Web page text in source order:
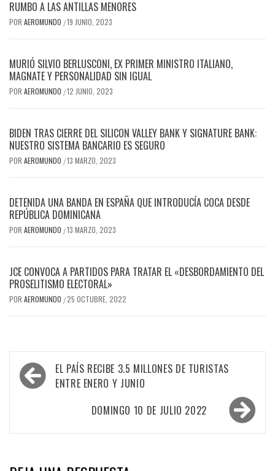
RUMBO A LAS ANTILLAS MENORES
POR AEROMUNDO /19 JUNIO, 2023
MURIÓ SILVIO BERLUSCONI, EX PRIMER MINISTRO ITALIANO,
MAGNATE Y PERSONALIDAD SIN IGUAL
POR AEROMUNDO /12 JUNIO, 2023
BIDEN TRAS CIERRE DEL SILICON VALLEY BANK Y SIGNATURE BANK:
NUESTRO SISTEMA BANCARIO ES SEGURO
POR AEROMUNDO /13 MARZO, 2023
DETENIDA UNA BANDA EN ESPAÑA QUE INTRODUCÍA COCA DESDE
REPÚBLICA DOMINICANA
POR AEROMUNDO /13 MARZO, 2023
JCE CONVOCA A PARTIDOS PARA TRATAR EL «DESBORDAMIENTO DEL
PROSELITISMO ELECTORAL»
POR AEROMUNDO /25 OCTUBRE, 2022
Navegación
de
EL PAÍS RECIBE 3.5 MILLONES DE TURISTAS
ENTRE ENERO Y JUNIO
DOMINGO 10 DE JULIO 2022